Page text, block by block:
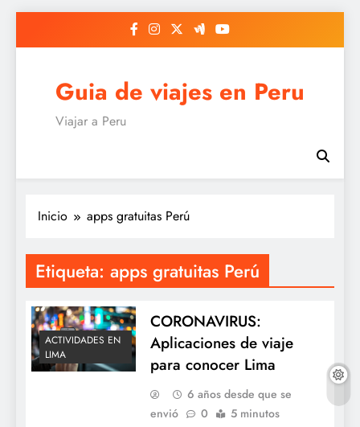
Guia de viajes en Peru
Viajar a Peru
Inicio apps gratuitas Perú
Etiqueta: apps gratuitas Perú
ACTIVIDADES EN
LIMA
CORONAVIRUS:
Aplicaciones de viaje
para conocer Lima
6 años desde que se
envió
0 5 minutos